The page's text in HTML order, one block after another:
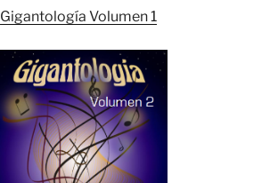
Gigantología Volumen 1